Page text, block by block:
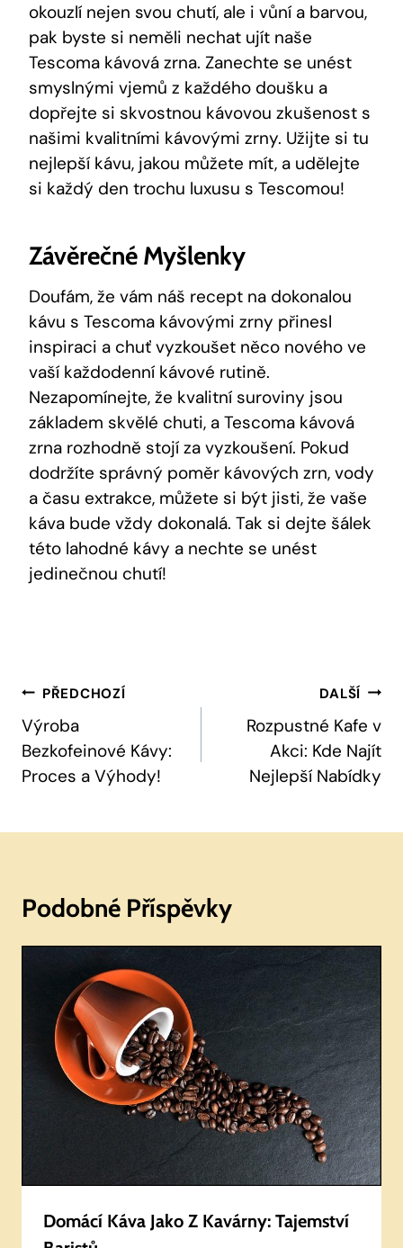
okouzlí nejen svou chutí, ale i vůní a barvou,
pak byste si neměli nechat ujít naše
Tescoma kávová zrna. Zanechte se unést
smyslnými vjemů z každého doušku a
dopřejte si skvostnou kávovou zkušenost s
našimi kvalitními kávovými zrny. Užijte si tu
nejlepší kávu, jakou můžete mít, a udělejte
si každý den trochu luxusu s Tescomou!
Závěrečné Myšlenky
Doufám, že vám náš recept na dokonalou
kávu s Tescoma kávovými zrny přinesl
inspiraci a chuť vyzkoušet něco nového ve
vaší každodenní kávové rutině.
Nezapomínejte, že kvalitní suroviny jsou
základem skvělé chuti, a Tescoma kávová
zrna rozhodně stojí za vyzkoušení. Pokud
dodržíte správný poměr kávových zrn, vody
a času extrakce, můžete si být jisti, že vaše
káva bude vždy dokonalá. Tak si dejte šálek
této lahodné kávy a nechte se unést
jedinečnou chutí!
Navigace
Pro
Příspěvek
PŘEDCHOZÍ
Výroba
Bezkofeinové Kávy:
Proces a Výhody!
DALŠÍ
Rozpustné Kafe v
Akci: Kde Najít
Nejlepší Nabídky
Podobné Příspěvky
Domácí Káva Jako Z Kavárny: Tajemství